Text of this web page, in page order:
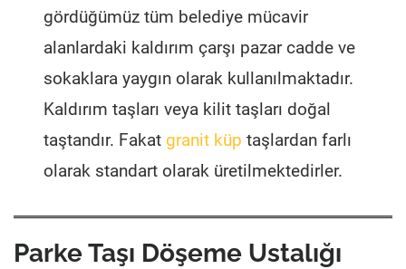
gördüğümüz tüm belediye mücavir
alanlardaki kaldırım çarşı pazar cadde ve
sokaklara yaygın olarak kullanılmaktadır.
Kaldırım taşları veya kilit taşları doğal
taştandır. Fakat granit küp taşlardan farlı
olarak standart olarak üretilmektedirler.
Parke Taşı Döşeme Ustalığı